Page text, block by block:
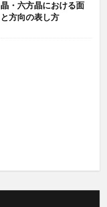
晶・六方晶における面
と方向の表し方